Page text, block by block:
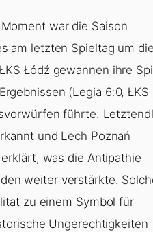
war die Saison
am letzten Spieltag um
Łódź gewannen ihre
(Legia 6:0, ŁKS
führte.
und Lech Poznań
was die Antipathie
weiter verstärkte.
zu einem Symbol für
Ungerechtigkeiten